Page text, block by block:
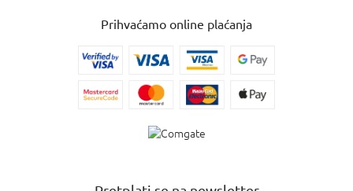
Prihvaćamo online plaćanja